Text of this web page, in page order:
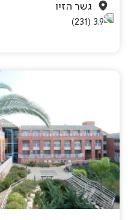
גשר הזיו
3.9
(231)